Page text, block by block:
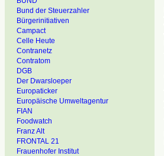
Bund der Steuerzahler
Bürgerinitiativen
Campact
Celle Heute
Contranetz
Contratom
DGB
Der Dwarsloeper
Europaticker
Europäische Umweltagentur
FIAN
Foodwatch
Franz Alt
FRONTAL 21
Frauenhofer Institut